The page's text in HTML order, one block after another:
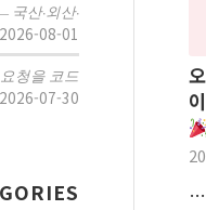
…
국산·외산·
2026-08-01
청을 코드
2026-07-30